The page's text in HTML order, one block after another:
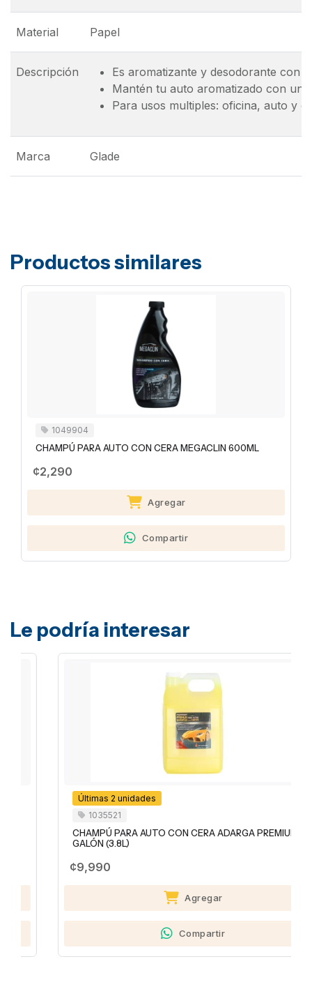
Material Papel
Descripción
Es aromatizante y desodorante con
Mantén tu auto aromatizado con
Para usos multiples: oficina, auto y
Marca Glade
Productos similares
1049904
CHAMPÚ PARA AUTO CON CERA MEGACLIN 600ML
¢2,290
Agregar
Compartir
Le podría interesar
Últimas 2 unidades
1035521
CHAMPÚ PARA AUTO CON CERA ADARGA PREMIUM 1
GALÓN (3.8L)
¢9,990
Agregar
Compartir